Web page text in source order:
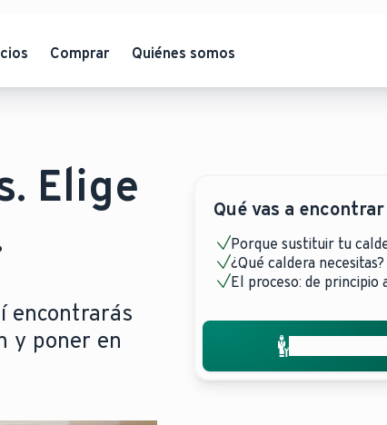
Comprar Quiénes somos
Elige
encontrarás
y poner en
Qué vas a
Porque sustituir tu
¿Qué caldera necesitas?
El proceso: de principio
Solicita